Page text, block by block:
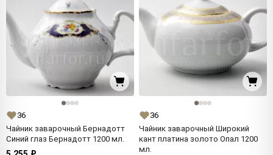
36
Чайник заварочный Бернадотт
Синий глаз Бернадотт 1200 мл.
36
Чайник заварочный Широкий
кант платина золото Опал 1200
мл.